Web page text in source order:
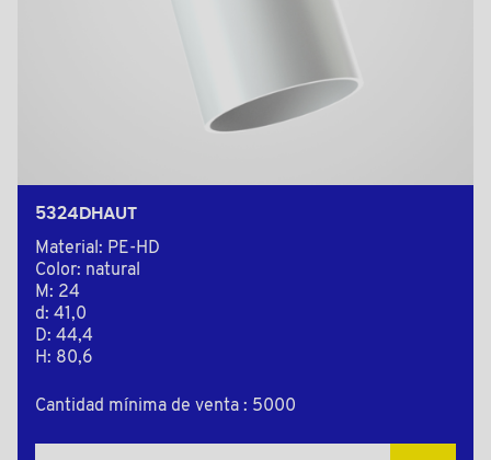
5324DHAUT
Material: PE-HD
Color: natural
M: 24
d: 41,0
D: 44,4
H: 80,6
Cantidad mínima de venta : 5000